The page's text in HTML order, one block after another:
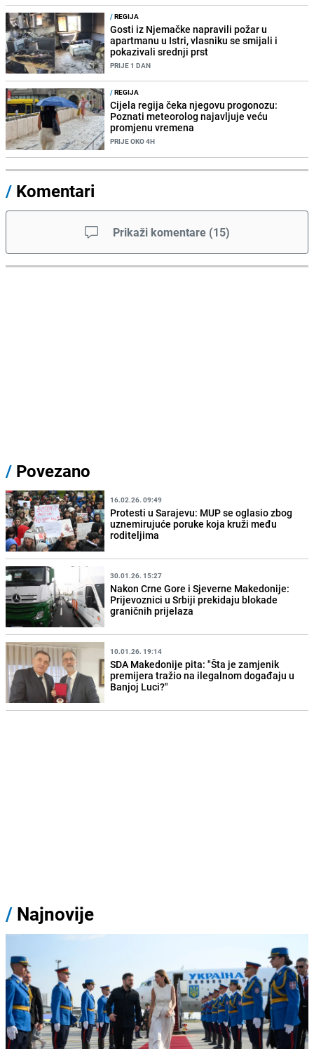
/REGIJA
Gosti iz Njemačke napravili požar u
apartmanu u Istri, vlasniku se smijali i
pokazivali srednji prst
PRIJE 1 DAN
/REGIJA
Cijela regija čeka njegovu progonozu:
Poznati meteorolog najavljuje veću
promjenu vremena
PRIJE OKO 4H
/ Komentari
Prikaži komentare (15)
/ Povezano
16.02.26. 09:49
Protesti u Sarajevu: MUP se oglasio zbog
uznemirujuće poruke koja kruži među
roditeljima
30.01.26. 15:27
Nakon Crne Gore i Sjeverne Makedonije:
Prijevoznici u Srbiji prekidaju blokade
graničnih prijelaza
10.01.26. 19:14
SDA Makedonije pita: "Šta je zamjenik
premijera tražio na ilegalnom događaju u
Banjoj Luci?"
/ Najnovije